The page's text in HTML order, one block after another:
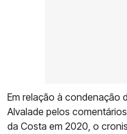
Em relação à condenação
Alvalade pelos
da Costa em 2020, o